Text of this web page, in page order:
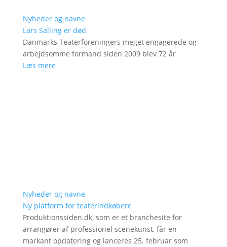
Nyheder og navne
Lars Salling er død
Danmarks Teaterforeningers meget engagerede og
arbejdsomme formand siden 2009 blev 72 år
Læs mere
Nyheder og navne
Ny platform for teaterindkøbere
Produktionssiden.dk, som er et branchesite for
arrangører af professionel scenekunst, får en
markant opdatering og lanceres 25. februar som